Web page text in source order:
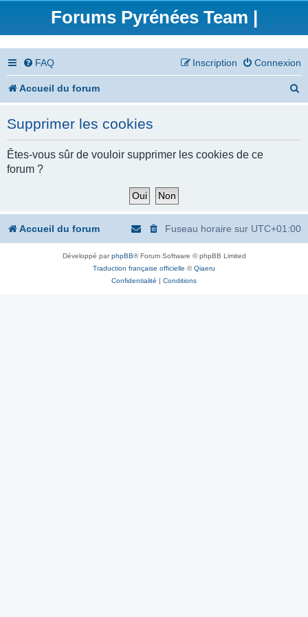
Forums Pyrénées Team |
FAQ Connexion
Inscription
Accueil du forum
c
Supprimer les cookies
Êtes-vous sûr de vouloir supprimer les cookies de ce
forum ?
Accueil du forum Fuseau horaire sur UTC+01:00
Développé parphpBB® Forum Software © phpBB Limited
Traduction française officielle ©Qiaeru
Confidentialité | Conditions